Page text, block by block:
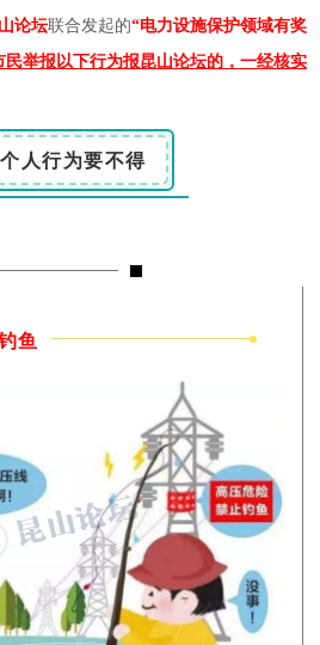
论坛联合发起的“电力设施保护领域有奖
民举报以下行为报昆山论坛的，一经核实
人行为要不得
鱼